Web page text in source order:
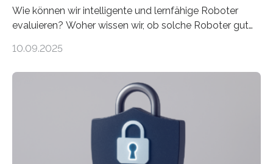
Wie können wir intelligente und lernfähige Roboter
evaluieren? Woher wissen wir, ob solche Roboter gut
sich CAVECORE – ein neues Marie Skłodowska-Curie
koordiniert wird. Ab dem 1. September werden sich
über einen Zeitraum von vier Jahren insgesamt 15
Promovierende im Rahmen von CAVECORE mit
kognitiven Robotern beschäftigen – also mit Robotern,
die mittels Sensoren ihre Umgebung erfassen,
Informationen verarbeiten und häufig auch mit…
10.09.2025